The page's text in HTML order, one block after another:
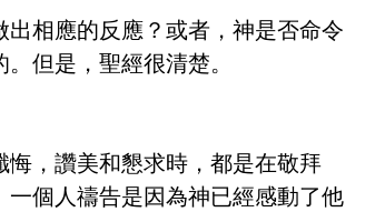
相應的反應？或者，神是否命令
但是，聖經很清楚。
悔，讚美和懇求時，都是在敬拜
個人禱告是因為神已經感動了他